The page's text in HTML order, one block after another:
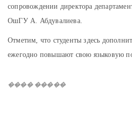
сопровождении директора
ОшГУ А. Абдувалиева.
Отметим, что студенты здесь
ежегодно повышают свою языковую
���� �����